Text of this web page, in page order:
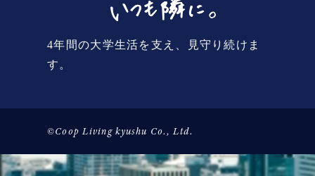
4年間の大学生活を支え、見守り続けま
す。
©Coop Living kyushu Co., Ltd.